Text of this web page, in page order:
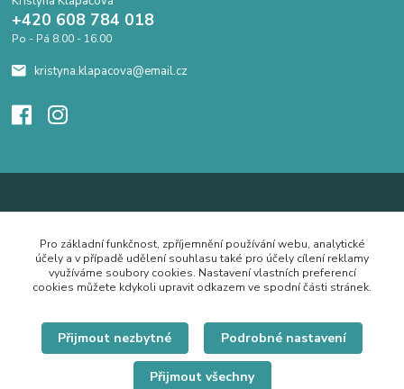
+420 608 784 018
Po - Pá 8.00 - 16.00
kristyna.klapacova@email.cz
Pro základní funkčnost, zpříjemnění používání webu, analytické
účely a v případě udělení souhlasu také pro účely cílení reklamy
využíváme soubory cookies. Nastavení vlastních preferencí
cookies můžete kdykoli upravit odkazem ve spodní části stránek.
Přijmout nezbytné Podrobné nastavení
Přijmout všechny